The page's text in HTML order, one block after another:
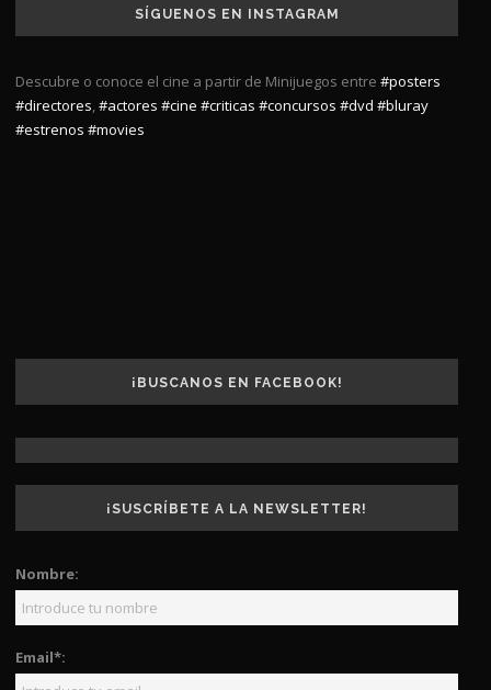
SÍGUENOS EN INSTAGRAM
Descubre o conoce el cine a partir de Minijuegos entre #posters
#directores,#actores #cine #criticas #concursos #dvd #bluray
#estrenos #movies
¡BUSCANOS EN FACEBOOK!
¡SUSCRÍBETE A LA NEWSLETTER!
Nombre:
Email*: